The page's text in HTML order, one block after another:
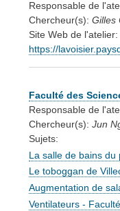
Responsable de
Chercheur(s): Gilles
Site Web de l'atelier:
https://
Faculté des
Responsable de
Chercheur(s): Jun
Sujets:
La salle de bains du
Le toboggan de
Augmentation de
Ventilateurs -